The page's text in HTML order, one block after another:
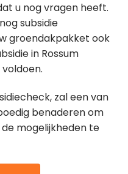
u nog vragen heeft.
subsidie
groendakpakket ook
in Rossum
zal een van
benaderen om
mogelijkheden te